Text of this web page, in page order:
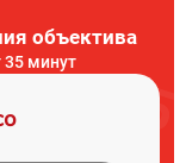
объектива
35 минут